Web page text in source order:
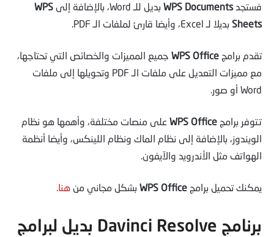
فستجدWPS Documents بديل للـ Word، بالإضافة إلى
WPS
Sheets بديلا لـ Excel، وأيضا قارئ لملفات الـ PDF.
تقدم برامج WPS Office جميع المميزات والخصائص التي تحتاجها،
مع مميزات التعديل على ملفات الـ PDF وتحويلها إلى ملفات
Word أو صور.
تتوفر برامج WPS Office على منصات مختلفة، وأهمها هو نظام
الويندوز، بالإضافة إلى نظام الماك ونظام اللينكس، وأيضا أنظمة
الهواتف مثل الأندرويد والآيفون.
يمكنك تحميل برامج WPS Office بشكل مجاني من هنا.
برنامج Davinci Resolve بديل لبرامج